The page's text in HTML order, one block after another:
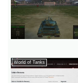
World of Tanks